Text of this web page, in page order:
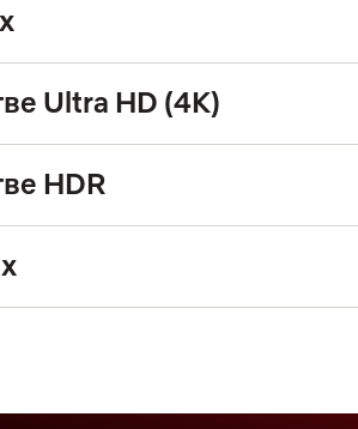
Ultra HD (4K)
HDR